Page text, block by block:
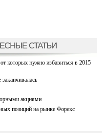
СТАТЬИ
которых нужно избавиться в 2015
акциями
позиций на рынке Форекс